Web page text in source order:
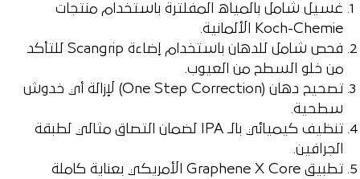
غسيل شامل بالمياه المفلترة باستخدام منتجات
Koch-Chemie الألمانية.
فحص شامل للدهان
باستخدام إضاءة Scangrip للتأكد
من خلو السطح من العيوب.
تصحيح دهان (One Step Correction)
لإزالة أي خدوش
سطحية.
تنظيف كيميائي بالـ IPA
لضمان التصاق مثالي لطبقة
الجرافين.
تطبيق Graphene X Core الأمريكي
بعناية كاملة